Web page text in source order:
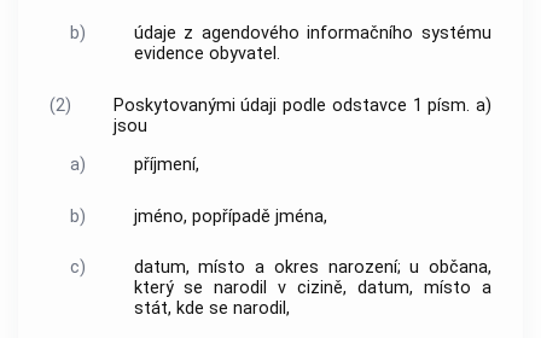
b)
údaje z agendového informačního systému
evidence obyvatel.
(2)
Poskytovanými údaji podle odstavce 1 písm. a)
jsou
a)
příjmení,
b) jméno, popřípadě jména,
c)
datum, místo a okres narození; u občana,
který se narodil v cizině, datum, místo a
stát, kde se narodil,